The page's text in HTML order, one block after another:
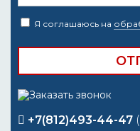
Я соглашаюсь на
+7(812)493-44-47